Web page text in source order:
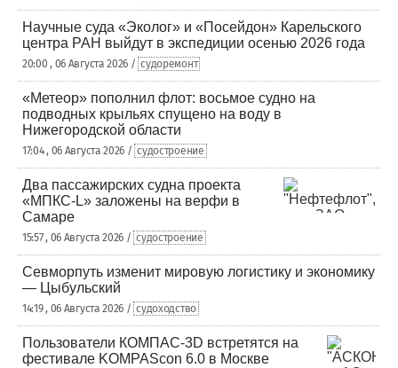
Научные суда «Эколог» и «Посейдон» Карельского
центра РАН выйдут в экспедиции осенью 2026 года
20:00 , 06 Августа 2026 / судоремонт
«Метеор» пополнил флот: восьмое судно на
подводных крыльях спущено на воду в
Нижегородской области
17:04 , 06 Августа 2026 / судостроение
Два пассажирских судна проекта
«МПКС-L» заложены на верфи в
Самаре
15:57 , 06 Августа 2026 / судостроение
Севморпуть изменит мировую логистику и экономику
— Цыбульский
14:19 , 06 Августа 2026 / судоходство
Пользователи КОМПАС-3D встретятся на
фестивале KOMPAScon 6.0 в Москве